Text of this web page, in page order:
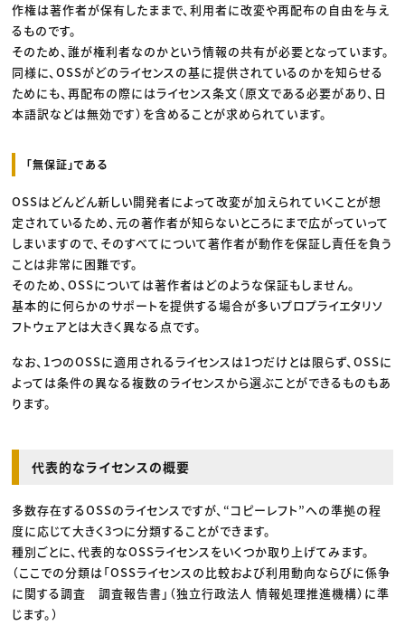
作権は著作者が保有したままで、利用者に改変や再配布の自由を与え
るものです。
そのため、誰が権利者なのかという情報の共有が必要となっています。
同様に、OSSがどのライセンスの基に提供されているのかを知らせる
ためにも、再配布の際にはライセンス条文（原文である必要があり、日
本語訳などは無効です）を含めることが求められています。
「無保証」である
OSSはどんどん新しい開発者によって改変が加えられていくことが想
定されているため、元の著作者が知らないところにまで広がっていって
しまいますので、そのすべてについて著作者が動作を保証し責任を負う
ことは非常に困難です。
そのため、OSSについては著作者はどのような保証もしません。
基本的に何らかのサポートを提供する場合が多いプロプライエタリソ
フトウェアとは大きく異なる点です。
なお、1つのOSSに適用されるライセンスは1つだけとは限らず、OSSに
よっては条件の異なる複数のライセンスから選ぶことができるものもあ
ります。
代表的なライセンスの概要
多数存在するOSSのライセンスですが、“コピーレフト”への準拠の程
度に応じて大きく3つに分類することができます。
種別ごとに、代表的なOSSライセンスをいくつか取り上げてみます。
（ここでの分類は「OSSライセンスの比較および利用動向ならびに係争
に関する調査 調査報告書」（独立行政法人 情報処理推進機構）に準
じます。）